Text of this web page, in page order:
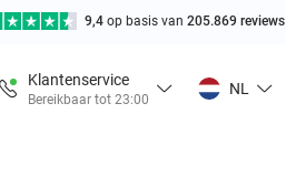
9,4 op basis van 205.869 reviews
Klantenservice
Bereikbaar tot 23:00
NL